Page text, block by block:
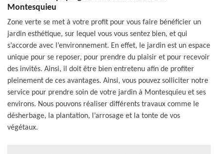
Montesquieu
Zone verte se met à votre profit pour vous faire bénéficier un
jardin esthétique, sur lequel vous vous sentez bien, et qui
s’accorde avec l’environnement. En effet, le jardin est un espace
unique pour se reposer, pour prendre du plaisir et pour recevoir
des invités. Ainsi, il doit être bien entretenu afin de profiter
pleinement de ces avantages. Ainsi, vous pouvez solliciter notre
service pour prendre soin de votre jardin à Montesquieu et ses
environs. Nous pouvons réaliser différents travaux comme le
désherbage, la plantation, l’arrosage et la tonte de vos
végétaux.